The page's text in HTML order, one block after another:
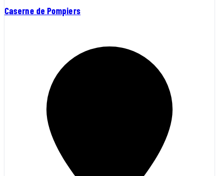
Caserne de Pompiers